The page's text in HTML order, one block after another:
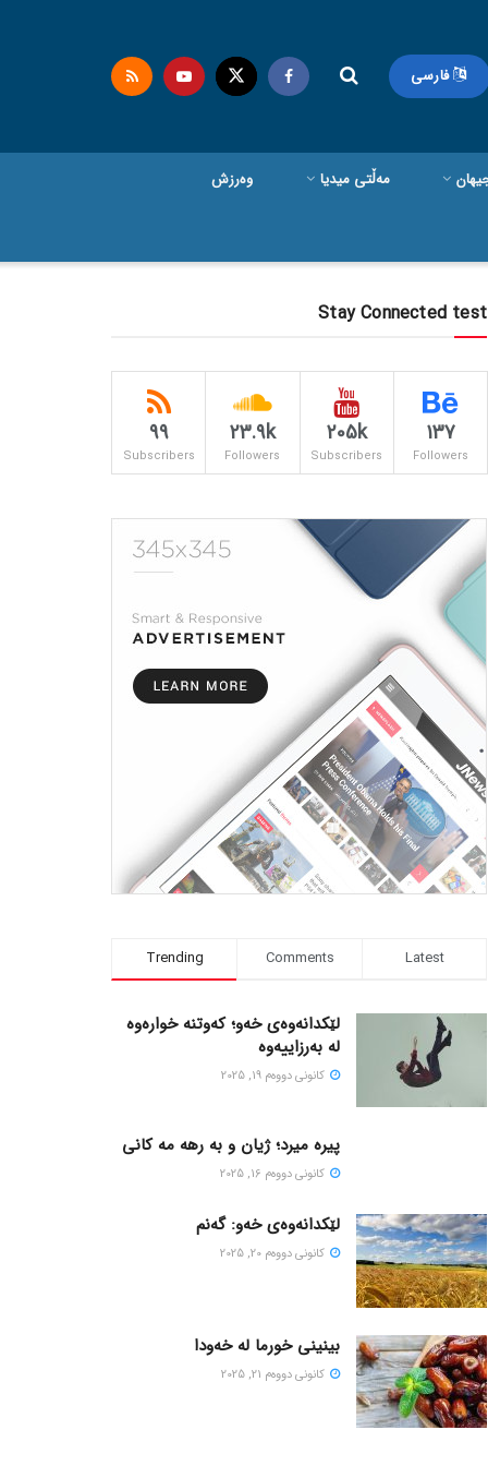
فارسی
مەڵتی میدیا وەرزش
Stay Connected test
137
Followers
205k
Subscribers
23.9k
Followers
99
Subscribers
Trending Comments Latest
لێکدانەوەی خەو؛ کەوتنە خوارەوە
لە بەرزاییەوە
كانونی دووه‌م 19, 2025
پیره میرد؛ ژیان و به رهه مه کانی
كانونی دووه‌م 16, 2025
لێکدانەوەی خەو: گەنم
كانونی دووه‌م 20, 2025
بینینی خورما لە خەودا
كانونی دووه‌م 21, 2025